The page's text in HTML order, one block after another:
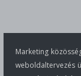
Marketing
weboldaltervezés